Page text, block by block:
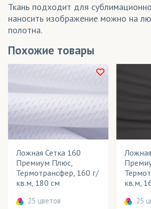
Ткань подходит для
наносить изображение можно на
полотна.
Похожие товары
Ложная Сетка 160
Премиум Плюс,
Термотрансфер, 160 г/
кв.м, 180 см
25 цветов
кв.м,
25